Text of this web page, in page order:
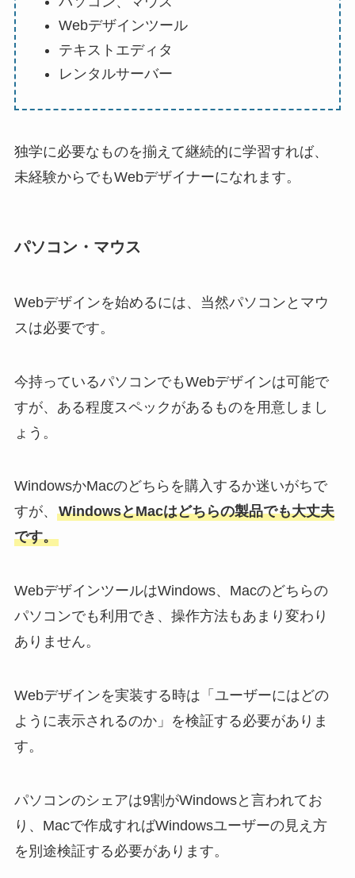
Webデザインツール
テキストエディタ
レンタルサーバー
独学に必要なものを揃えて継続的に学習すれば、
未経験からでもWebデザイナーになれます。
パソコン・マウス
Webデザインを始めるには、当然パソコンとマウ
スは必要です。
今持っているパソコンでもWebデザインは可能で
すが、ある程度スペックがあるものを用意しまし
ょう。
WindowsかMacのどちらを購入するか迷いがちで
すが、 WindowsとMacはどちらの製品でも大丈夫
です。
WebデザインツールはWindows、Macのどちらの
パソコンでも利用でき、操作方法もあまり変わり
ありません。
Webデザインを実装する時は「ユーザーにはどの
ように表示されるのか」を検証する必要がありま
す。
パソコンのシェアは9割がWindowsと言われてお
り、Macで作成すればWindowsユーザーの見え方
を別途検証する必要があります。